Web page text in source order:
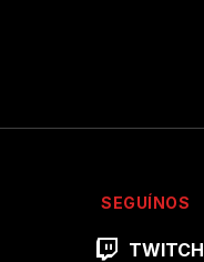
SEGUÍNOS
TWITCH